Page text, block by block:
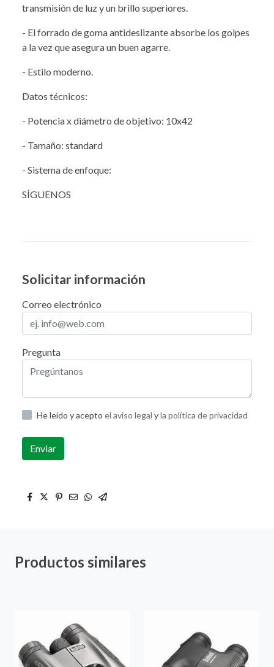
transmisión de luz y un brillo superiores.
- El forrado de goma antideslizante absorbe los golpes
a la vez que asegura un buen agarre.
- Estilo moderno.
Datos técnicos:
- Potencia x diámetro de objetivo: 10x42
- Tamaño: standard
- Sistema de enfoque:
SÍGUENOS
Solicitar información
Correo electrónico
Pregunta
He leído y acepto el aviso legal yla política de privacidad
Enviar
Productos similares